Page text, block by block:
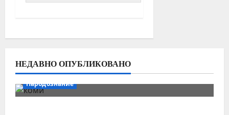
НЕДАВНО ОПУБЛИКОВАНО
Народознание